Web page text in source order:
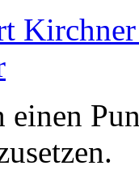
Kirchner
einen